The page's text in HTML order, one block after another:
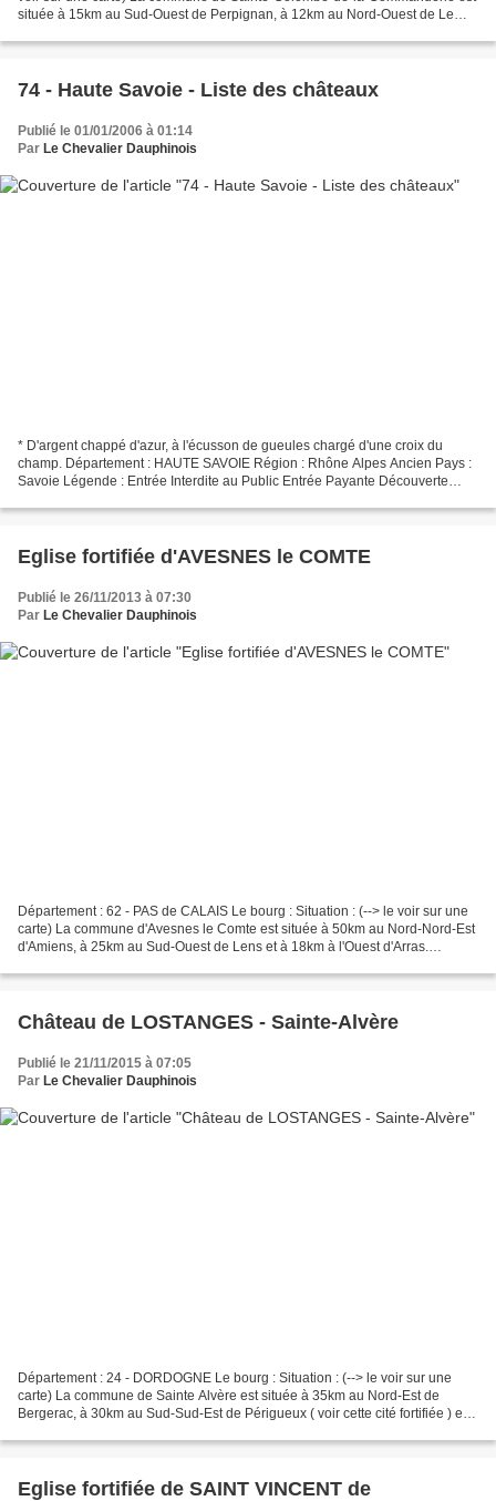
située à 15km au Sud-Ouest de Perpignan, à 12km au Nord-Ouest de Le
74 - Haute Savoie - Liste des châteaux
Publié le 01/01/2006 à 01:14
Par Le Chevalier Dauphinois
* D'argent chappé d'azur, à l'écusson de gueules chargé d'une croix du
champ. Département : HAUTE SAVOIE Région : Rhône Alpes Ancien Pays :
Savoie Légende : Entrée Interdite au Public Entrée Payante Découverte
Eglise fortifiée d'AVESNES le COMTE
Publié le 26/11/2013 à 07:30
Par Le Chevalier Dauphinois
Département : 62 - PAS de CALAIS Le bourg : Situation : (--> le voir sur une
carte) La commune d'Avesnes le Comte est située à 50km au Nord-Nord-Est
d'Amiens, à 25km au Sud-Ouest de Lens et à 18km à l'Ouest d'Arras.
Château de LOSTANGES - Sainte-Alvère
Publié le 21/11/2015 à 07:05
Par Le Chevalier Dauphinois
Département : 24 - DORDOGNE Le bourg : Situation : (--> le voir sur une
carte) La commune de Sainte Alvère est située à 35km au Nord-Est de
Bergerac, à 30km au Sud-Sud-Est de Périgueux ( voir cette cité fortifiée ) et à
Eglise fortifiée de SAINT VINCENT de